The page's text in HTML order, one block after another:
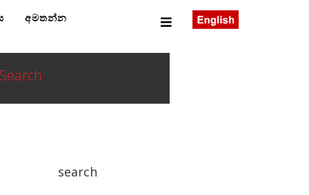
අමතන්න
search